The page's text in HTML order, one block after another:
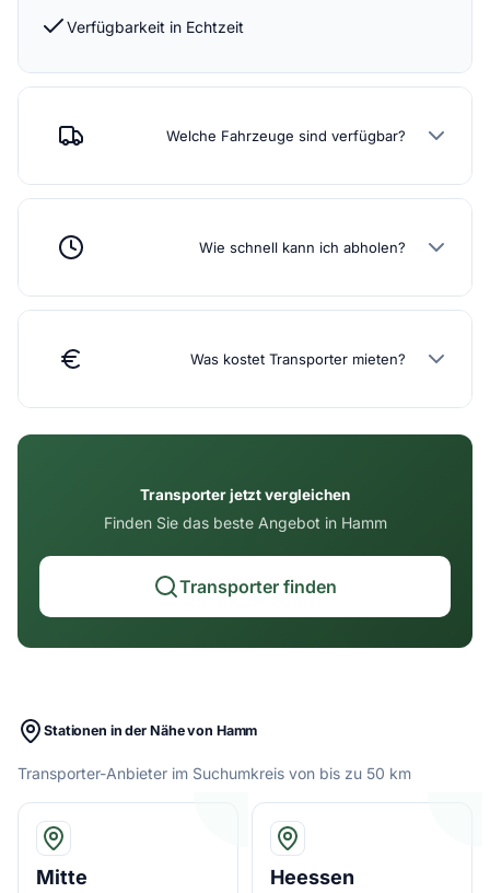
Verfügbarkeit in Echtzeit
Welche Fahrzeuge sind verfügbar?
Wie schnell kann ich abholen?
Was kostet Transporter mieten?
Transporter jetzt vergleichen
Finden Sie das beste Angebot in Hamm
Transporter finden
Stationen in der Nähe von Hamm
Transporter-Anbieter im Suchumkreis von bis zu 50 km
Mitte Heessen